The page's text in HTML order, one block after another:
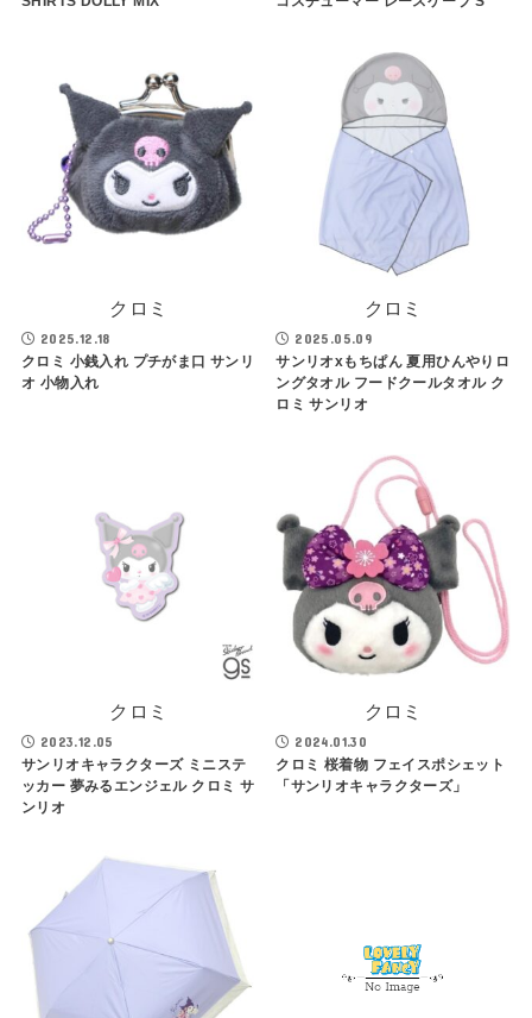
クロミ
2025.12.18
クロミ 小銭入れ プチがま口 サンリ
オ 小物入れ
クロミ
2025.05.09
サンリオxもちぱん 夏用ひんやりロ
ングタオル フードクールタオル ク
ロミ サンリオ
クロミ
2023.12.05
サンリオキャラクターズ ミニステ
ッカー 夢みるエンジェル クロミ サ
ンリオ
クロミ
2024.01.30
クロミ 桜着物 フェイスポシェット
「サンリオキャラクターズ」